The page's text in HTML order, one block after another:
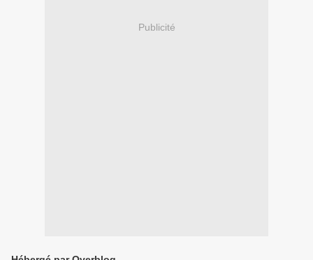
Publicité